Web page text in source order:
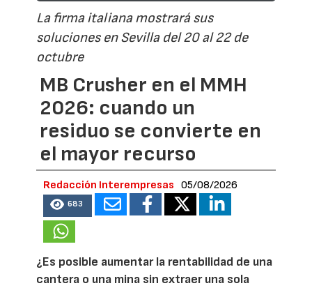
La firma italiana mostrará sus
soluciones en Sevilla del 20 al 22 de
octubre
MB Crusher en el MMH
2026: cuando un
residuo se convierte en
el mayor recurso
Redacción Interempresas 05/08/2026
683
¿Es posible aumentar la rentabilidad de una
cantera o una mina sin extraer una sola